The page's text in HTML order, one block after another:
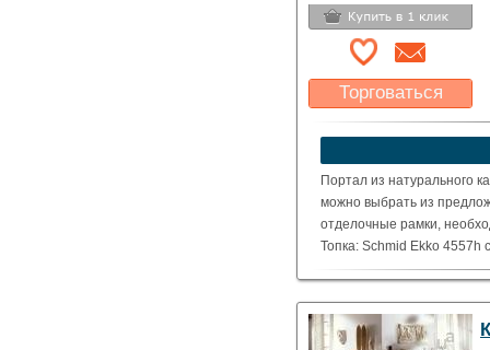
Торговаться
Какая цена Вас
устроит?
Портал из натурального
можно выбрать из
отделочные рамки,
Топка: Schmid Ekko 4557h
( Номинальная мощность